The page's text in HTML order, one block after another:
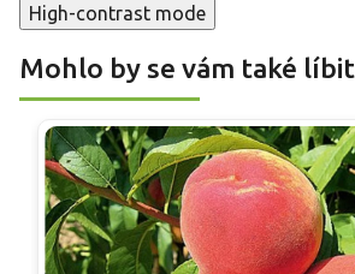
High-contrast mode
Mohlo by se vám také líbit